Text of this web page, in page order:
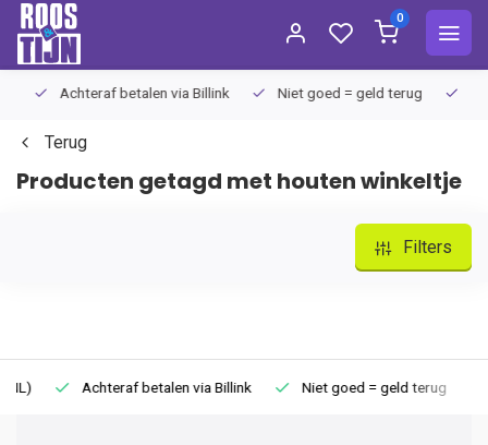
0
Achteraf betalen via Billink Niet goed = geld terug
Terug
Producten getagd met houten winkeltje
Filters
Achteraf betalen via Billink Niet goed = geld terug